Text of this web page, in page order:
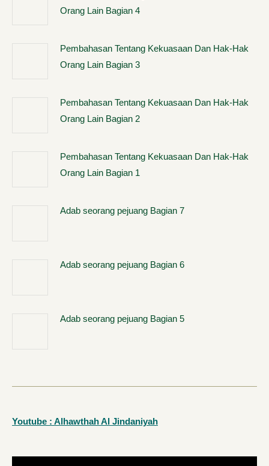
Orang Lain Bagian 4
Pembahasan Tentang Kekuasaan Dan Hak-Hak
Orang Lain Bagian 3
Pembahasan Tentang Kekuasaan Dan Hak-Hak
Orang Lain Bagian 2
Pembahasan Tentang Kekuasaan Dan Hak-Hak
Orang Lain Bagian 1
Adab seorang pejuang Bagian 7
Adab seorang pejuang Bagian 6
Adab seorang pejuang Bagian 5
Youtube : Alhawthah Al Jindaniyah